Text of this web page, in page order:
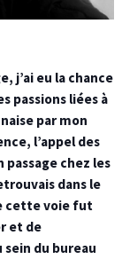
j’ai eu la chance
passions liées à
par mon
l’appel des
chez les
dans le
cette voie fut
et de
sein du bureau